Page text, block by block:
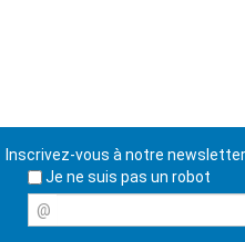
Inscrivez-vous à notre newsletter
Je ne suis pas un robot
@